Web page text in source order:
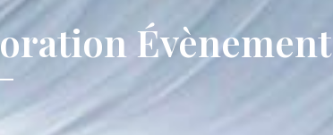
Évènement